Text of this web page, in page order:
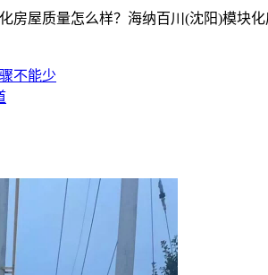
房屋质量怎么样？海纳百川(沈阳)模块
不能少